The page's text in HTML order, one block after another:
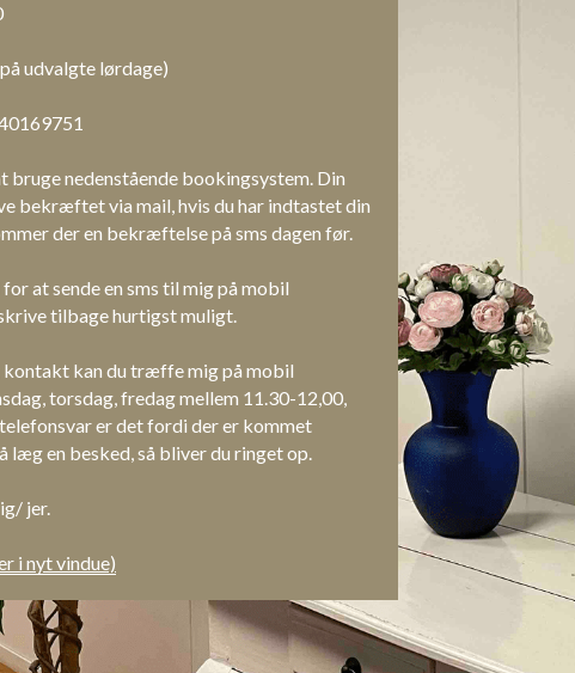
udvalgte lørdage)
bruge nedenstående bookingsystem. Din
bekræftet via mail, hvis du har indtastet din
der en bekræftelse på sms dagen før.
at sende en sms til mig på mobil
tilbage hurtigst muligt.
kontakt kan du træffe mig på mobil
torsdag, fredag mellem 11.30-12,00,
er det fordi der er kommet
læg en besked, så bliver du ringet op.
jer.
i nyt vindue)